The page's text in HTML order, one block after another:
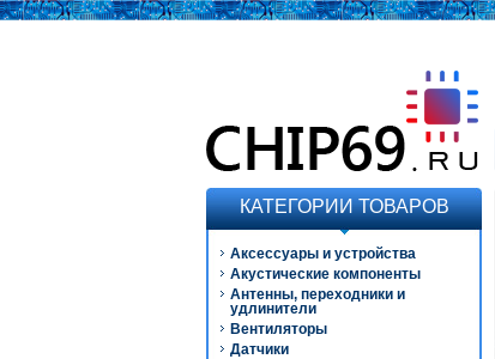
КАТЕГОРИИ ТОВАРОВ
Аксессуары и устройства
Акустические компоненты
Антенны, переходники и
удлинители
Вентиляторы
Датчики